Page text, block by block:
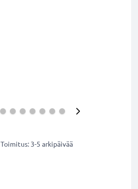
Toimitus: 3-5 arkipäivää